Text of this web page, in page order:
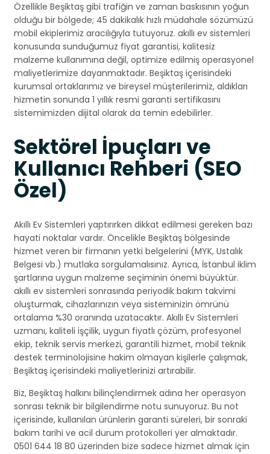
Özellikle Beşiktaş gibi trafiğin ve zaman baskısının yoğun
olduğu bir bölgede; 45 dakikalık hızlı müdahale sözümüzü
mobil ekiplerimiz aracılığıyla tutuyoruz. akıllı ev sistemleri
konusunda sunduğumuz fiyat garantisi, kalitesiz
malzeme kullanımına değil, optimize edilmiş operasyonel
maliyetlerimize dayanmaktadır. Beşiktaş içerisindeki
kurumsal ortaklarımız ve bireysel müşterilerimiz, aldıkları
hizmetin sonunda 1 yıllık resmi garanti sertifikasını
sistemimizden dijital olarak da temin edebilirler.
Sektörel İpuçları ve
Kullanıcı Rehberi (SEO
Özel)
Akıllı Ev Sistemleri yaptırırken dikkat edilmesi gereken bazı
hayati noktalar vardır. Öncelikle Beşiktaş bölgesinde
hizmet veren bir firmanın yetki belgelerini (MYK, Ustalık
Belgesi vb.) mutlaka sorgulamalısınız. Ayrıca, İstanbul iklim
şartlarına uygun malzeme seçiminin önemi büyüktür.
akıllı ev sistemleri sonrasında periyodik bakım takvimi
oluşturmak, cihazlarınızın veya sisteminizin ömrünü
ortalama %30 oranında uzatacaktır. Akıllı Ev Sistemleri
uzmanı, kaliteli işçilik, uygun fiyatlı çözüm, profesyonel
ekip, teknik servis merkezi, garantili hizmet, mobil teknik
destek terminolojisine hakim olmayan kişilerle çalışmak,
Beşiktaş içerisindeki maliyetlerinizi artırabilir.
Biz, Beşiktaş halkını bilinçlendirmek adına her operasyon
sonrası teknik bir bilgilendirme notu sunuyoruz. Bu not
içerisinde, kullanılan ürünlerin garanti süreleri, bir sonraki
bakım tarihi ve acil durum protokolleri yer almaktadır.
0501 644 18 80 üzerinden bize sadece hizmet almak için